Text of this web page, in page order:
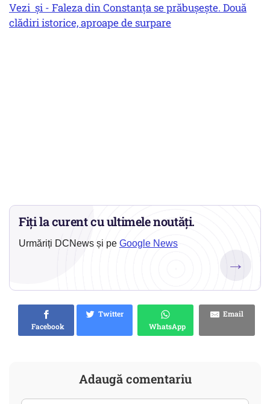
Vezi și - Faleza din Constanța se prăbușește. Două
clădiri istorice, aproape de surpare
Fiți la curent cu ultimele noutăți.
Urmăriți DCNews și pe Google News
→
Facebook
Twitter
WhatsApp
Email
Adaugă comentariu